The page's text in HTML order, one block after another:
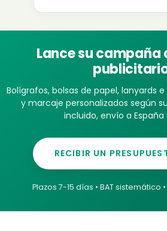
Lance su campaña
Bolígrafos, bolsas de papel, lanyards
y marcaje personalizados según
incluido, envío a España
RECIBIR UN
Plazos 7-15 días • BAT sistemático